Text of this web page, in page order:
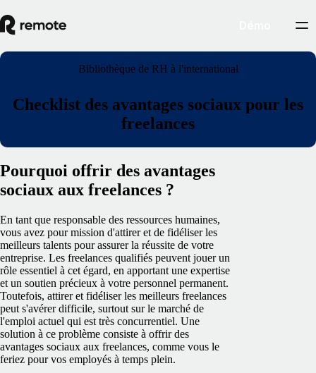
Bibliothèque de RH à l'international
Checklist des avantages sociaux pour les
freelances
Pourquoi offrir des avantages
sociaux aux freelances ?
En tant que responsable des ressources humaines,
vous avez pour mission d'attirer et de fidéliser les
meilleurs talents pour assurer la réussite de votre
entreprise. Les freelances qualifiés peuvent jouer un
rôle essentiel à cet égard, en apportant une expertise
et un soutien précieux à votre personnel permanent.
Toutefois, attirer et fidéliser les meilleurs freelances
peut s'avérer difficile, surtout sur le marché de
l'emploi actuel qui est très concurrentiel. Une
solution à ce problème consiste à offrir des
avantages sociaux aux freelances, comme vous le
feriez pour vos employés à temps plein.